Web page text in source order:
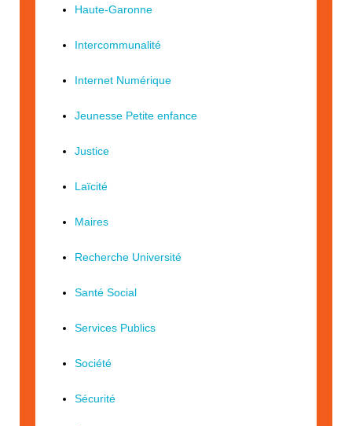
Haute-Garonne
Intercommunalité
Internet Numérique
Jeunesse Petite enfance
Justice
Laïcité
Maires
Recherche Université
Santé Social
Services Publics
Société
Sécurité